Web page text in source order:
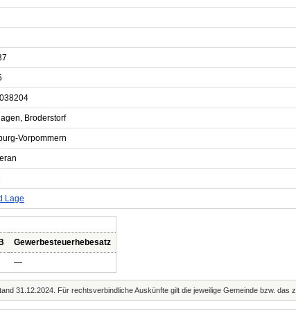
Broderstorf
Vorpommern
Lage
Gewerbesteuerhebesatz
—
31.12.2024. Für rechtsverbindliche Auskünfte gilt die jeweilige Gemeinde bzw. das